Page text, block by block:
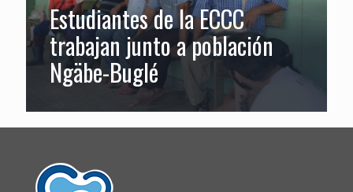
Estudiantes de la ECCC
trabajan junto a población
Ngäbe-Buglé